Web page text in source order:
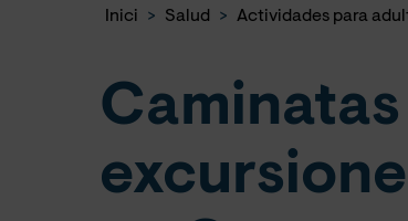
Inici > Salud > Actividades para